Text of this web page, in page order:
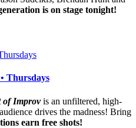
is on stage tonight!
Thursdays
of Improv is an unfiltered, high-
drives the madness! Bring
earn free shots!